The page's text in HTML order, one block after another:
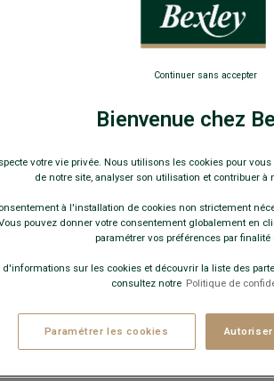
Bienvenue chez
votre vie privée. Nous utilisons les cookies pour
de notre site, analyser son utilisation et contribuer
à l'installation de cookies non strictement
pouvez donner votre consentement globalement en
paramétrer vos préférences par finalité
d'informations sur les cookies et découvrir la liste des
consultez notre Politique de
Paramétrer les cookies
Continuer sans accepter